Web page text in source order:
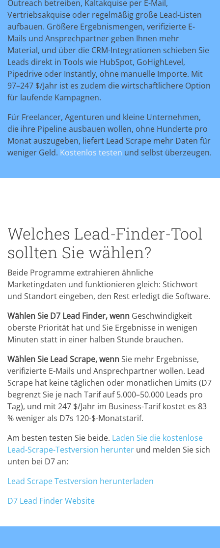
Outreach betreiben, Kaltakquise per E-Mail,
Vertriebsakquise oder regelmäßig große Lead-Listen
aufbauen. Größere Ergebnismengen, verifizierte E-
Mails und Ansprechpartner geben Ihnen mehr
Material, und über die CRM-Integrationen schieben Sie
Leads direkt in Tools wie HubSpot, GoHighLevel,
Pipedrive oder Instantly, ohne manuelle Importe. Mit
97–247 $/Jahr ist es zudem die wirtschaftlichere Option
für laufende Kampagnen.
Für Freelancer, Agenturen und kleine Unternehmen,
die ihre Pipeline ausbauen wollen, ohne Hunderte pro
Monat auszugeben, liefert Lead Scrape mehr Daten für
weniger Geld. Kostenlos testen und selbst überzeugen.
Welches Lead-Finder-Tool
sollten Sie wählen?
Beide Programme extrahieren ähnliche
Marketingdaten und funktionieren gleich: Stichwort
und Standort eingeben, den Rest erledigt die Software.
Wählen Sie D7 Lead Finder, wenn Geschwindigkeit
oberste Priorität hat und Sie Ergebnisse in wenigen
Minuten statt in einer halben Stunde brauchen.
Wählen Sie Lead Scrape, wennSie mehr Ergebnisse,
verifizierte E-Mails und Ansprechpartner wollen. Lead
Scrape hat keine täglichen oder monatlichen Limits (D7
begrenzt Sie je nach Tarif auf 5.000–50.000 Leads pro
Tag), und mit 247 $/Jahr im Business-Tarif kostet es 83
% weniger als D7s 120-$-Monatstarif.
Am besten testen Sie beide. Laden Sie die kostenlose
Lead-Scrape-Testversion herunter und melden Sie sich
unten bei D7 an:
Lead Scrape Testversion herunterladen
D7 Lead Finder Website